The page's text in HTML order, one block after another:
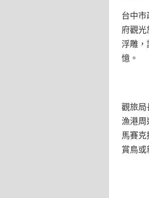
台中
府觀
浮雕，
憶。
觀旅局
漁港
馬賽
賞鳥或